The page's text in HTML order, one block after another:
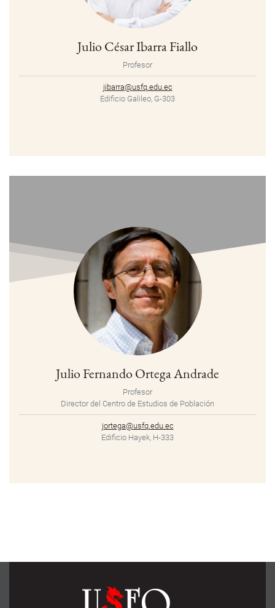
Julio César Ibarra Fiallo
Profesor
jibarra@usfq.edu.ec
Edificio Galileo, G-303
Julio Fernando Ortega Andrade
Profesor
Director del Centro de Estudios de Población
jortega@usfq.edu.ec
Edificio Hayek, H-333